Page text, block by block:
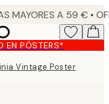
EN PÓSTERS*
Vintage Poster